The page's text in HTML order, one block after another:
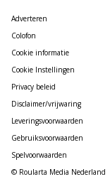
Adverteren
Colofon
Cookie informatie
Cookie Instellingen
Privacy beleid
Disclaimer/vrijwaring
Leveringsvoorwaarden
Gebruiksvoorwaarden
Spelvoorwaarden
© Roularta Media Nederland